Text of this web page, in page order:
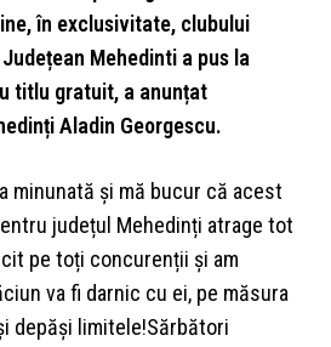
în exclusivitate, clubului
Mehedinti a pus la
titlu gratuit, a anunțat
Aladin Georgescu.
minunată și mă bucur că acest
județul Mehedinți atrage tot
pe toți concurenții și am
va fi darnic cu ei, pe măsura
depăși limitele!Sărbători